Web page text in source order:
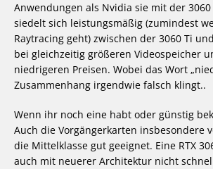
Anwendungen als Nvidia sie mit der
siedelt sich leistungsmäßig (zumindest
Raytracing geht) zwischen der 3060 Ti
bei gleichzeitig größeren Videospeicher
niedrigeren Preisen. Wobei das Wort
Zusammenhang irgendwie falsch klingt..
Wenn ihr noch eine habt oder günstig
Auch die Vorgängerkarten insbesondere
die Mittelklasse gut geeignet. Eine RTX
auch mit neuerer Architektur nicht